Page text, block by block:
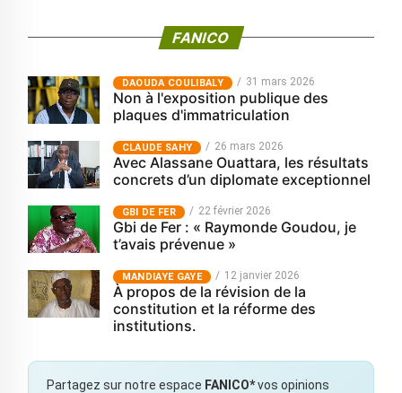
FANICO
‎DAOUDA COULIBALY 31 mars 2026
Non à l'exposition publique des
plaques d'immatriculation
CLAUDE SAHY 26 mars 2026
Avec Alassane Ouattara, les résultats
concrets d’un diplomate exceptionnel
GBI DE FER 22 février 2026
Gbi de Fer : « Raymonde Goudou, je
t’avais prévenue »
MANDIAYE GAYE 12 janvier 2026
À propos de la révision de la
constitution et la réforme des
institutions.
Partagez sur notre espace FANICO*vos opinions